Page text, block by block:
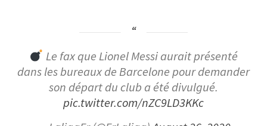
Le fax que Lionel Messi aurait présenté
dans les bureaux de Barcelone pour demander
son départ du club a été divulgué.
pic.twitter.com/nZC9LD3KKc